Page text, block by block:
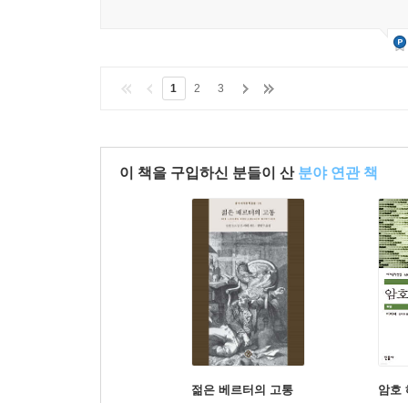
1 2 3
이 책을 구입하신 분들이 산 분야 연관 책
젊은 베르터의 고통 암호